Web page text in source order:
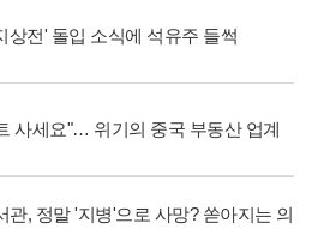
상전' 돌입 소식에 석유주 들썩
사세요"… 위기의 중국 부동산 업계
관, 정말 '지병'으로 사망? 쏟아지는 의